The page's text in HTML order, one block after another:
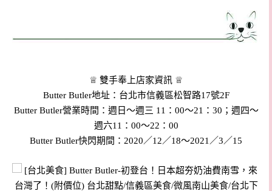
♕ 雙手奉上店家資訊 ♕
Butter Butler地址：台北市信義區松智路17號2F
Butter Butler營業時間：週日～週三 11：00～21：30；週四～
週六11：00～22：00
Butter Butler快閃期間：2020／12／18～2021／3／15